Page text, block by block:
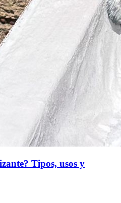
Tipos, usos y